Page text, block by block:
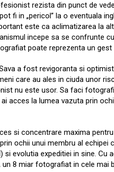
rezista din punct de
fi in „pericol” la o eventuala
este ca aclimatizarea la
incepe sa se confrunte
poate reprezenta un
a fost revigoranta si
care au ales in ciuda unor
nu este usor. Sa faci
acces la lumea vazuta prin
si concentrare maxima
ochii unui membru al
si evolutia expeditiei in sine. Cu
8 miar fotografiat in cele mai